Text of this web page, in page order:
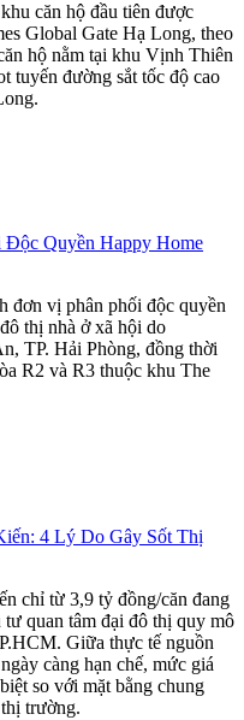
căn hộ đầu tiên được
Global Gate Hạ Long, theo
hộ nằm tại khu Vịnh Thiên
tuyến đường sắt tốc độ cao
Quyền Happy Home
đơn vị phân phối độc quyền
thị nhà ở xã hội do
TP. Hải Phòng, đồng thời
R2 và R3 thuộc khu The
4 Lý Do Gây Sốt Thị
chỉ từ 3,9 tỷ đồng/căn đang
quan tâm đại đô thị quy mô
Giữa thực tế nguồn
càng hạn chế, mức giá
so với mặt bằng chung
trường.